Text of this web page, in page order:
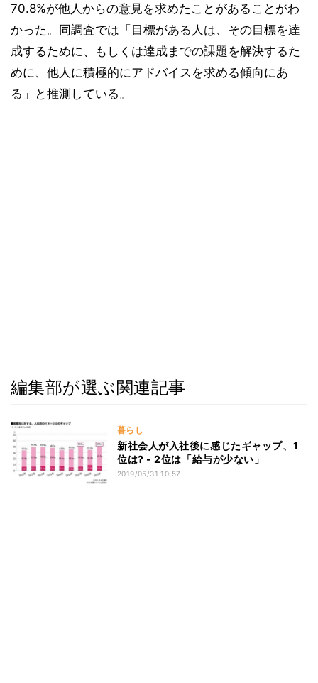
70.8%が他人からの意見を求めたことがあることがわ
かった。同調査では「目標がある人は、その目標を達
成するために、もしくは達成までの課題を解決するた
めに、他人に積極的にアドバイスを求める傾向にあ
る」と推測している。
編集部が選ぶ関連記事
暮らし
新社会人が入社後に感じたギャップ、1
位は? - 2位は「給与が少ない」
2019/05/31 10:57